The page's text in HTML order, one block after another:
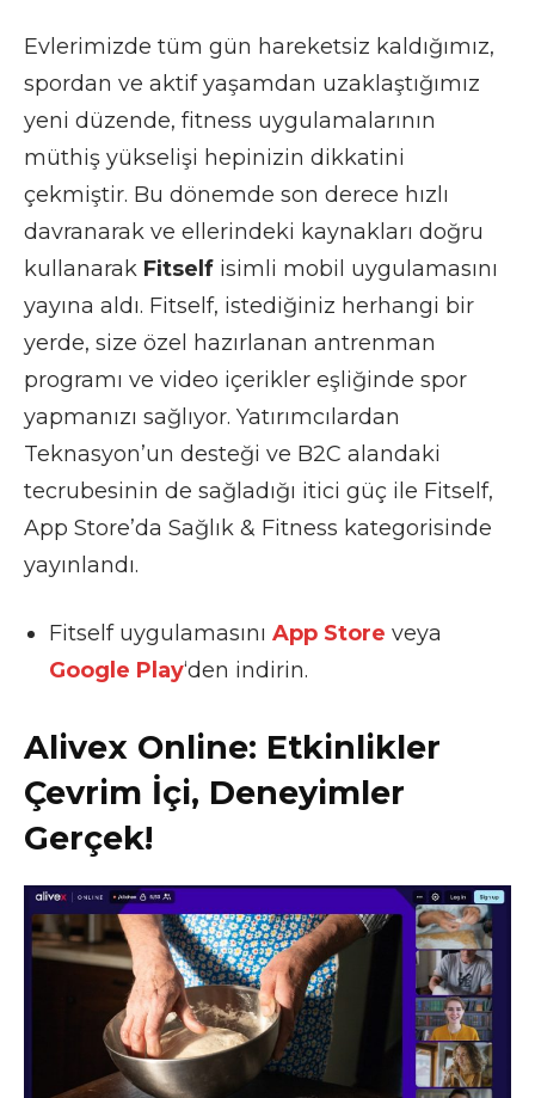
Evlerimizde tüm gün hareketsiz kaldığımız,
spordan ve aktif yaşamdan uzaklaştığımız
yeni düzende, fitness uygulamalarının
müthiş yükselişi hepinizin dikkatini
çekmiştir. Bu dönemde son derece hızlı
davranarak ve ellerindeki kaynakları doğru
kullanarak Fitself isimli mobil uygulamasını
yayına aldı. Fitself, istediğiniz herhangi bir
yerde, size özel hazırlanan antrenman
programı ve video içerikler eşliğinde spor
yapmanızı sağlıyor. Yatırımcılardan
Teknasyon’un desteği ve B2C alandaki
tecrubesinin de sağladığı itici güç ile Fitself,
App Store’da Sağlık & Fitness kategorisinde
yayınlandı.
Fitself uygulamasını App Store veya
Google Play‘den indirin.
Alivex Online: Etkinlikler
Çevrim İçi, Deneyimler
Gerçek!